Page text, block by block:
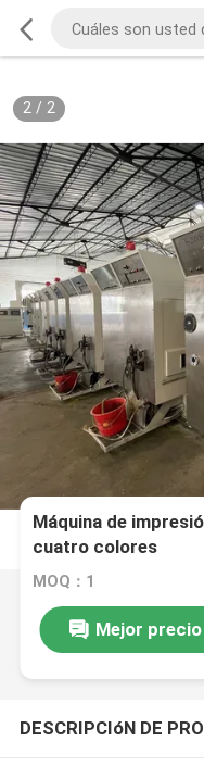
2/ 2
Máquina de
cuatro colores
MOQ：1
Mejor precio
DESCRIPCIóN DE